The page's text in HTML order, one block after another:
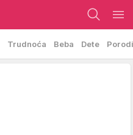
Trudnoća Beba Dete